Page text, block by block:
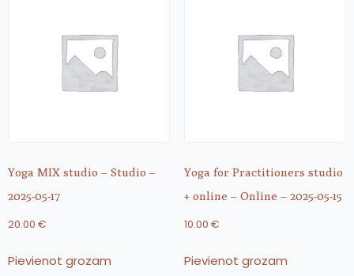
Yoga MIX studio – Studio –
2025-05-17
20.00 €
Pievienot grozam
Yoga for Practitioners studio
+ online – Online – 2025-05-15
10.00 €
Pievienot grozam